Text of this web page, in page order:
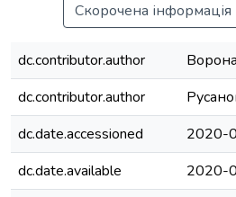
Скорочена
dc.contributor.author
dc.contributor.author
dc.date.accessioned
2020-
dc.date.available
2020-